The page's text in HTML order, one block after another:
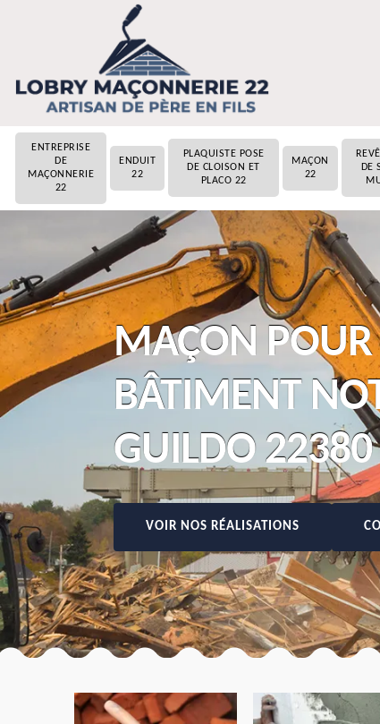
ENTREPRISE
DE
MAÇONNERIE
22
ENDUIT
22
PLAQUISTE POSE
DE CLOISON ET
PLACO 22
MAÇON
22
DE
MAÇON
BÂTIMENT
GUILDO 22380
VOIR NOS RÉALISATIONS